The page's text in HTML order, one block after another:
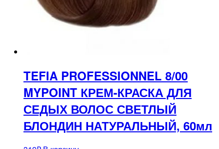
TEFIA PROFESSIONNEL 8/00
MYPOINT КРЕМ-КРАСКА ДЛЯ
СЕДЫХ ВОЛОС СВЕТЛЫЙ
БЛОНДИН НАТУРАЛЬНЫЙ, 60мл